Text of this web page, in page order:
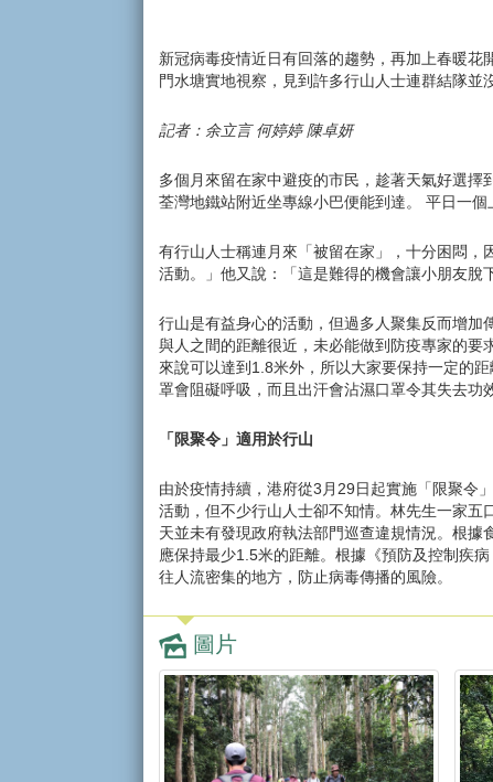
新冠病毒疫情近日有回落的趨勢，再加上春暖
門水塘實地視察，見到許多行山人士連群結隊並
記者：余立言 何婷婷 陳卓妍
多個月來留在家中避疫的市民，趁著天氣好選
荃灣地鐵站附近坐專線小巴便能到達。 平日一
有行山人士稱連月來「被留在家」，十分困悶
活動。」他又說：「這是難得的機會讓小朋友脫
行山是有益身心的活動，但過多人聚集反而增加
與人之間的距離很近，未必能做到防疫專家的
來說可以達到1.8米外，所以大家要保持一定的
罩會阻礙呼吸，而且出汗會沾濕口罩令其失去功效
「限聚令」適用於行山
由於疫情持續，港府從3月29日起實施「限聚令
活動，但不少行山人士卻不知情。林先生一家
天並未有發現政府執法部門巡查違規情況。根
應保持最少1.5米的距離。根據《預防及控制疾
往人流密集的地方，防止病毒傳播的風險。
圖片